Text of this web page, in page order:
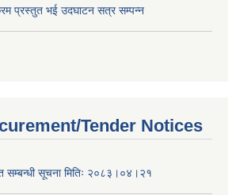
प्रस्तुत भई उदघाटन सत्र सम्पन्न
Tender Notices
सम्बन्धी सूचना मितिः २०८३।०४।२१